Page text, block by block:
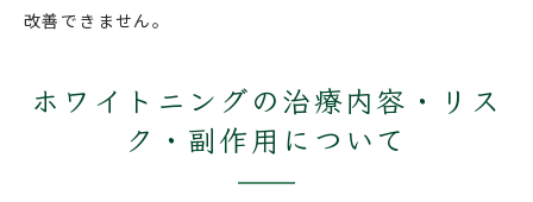
改善できません。
ホワイトニングの治療内容・リス
ク・ 副作用について